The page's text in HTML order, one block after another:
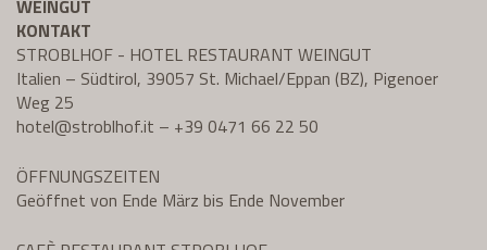
WEINGUT
KONTAKT
STROBLHOF - HOTEL RESTAURANT WEINGUT
Italien – Südtirol, 39057 St. Michael/Eppan (BZ), Pigenoer
Weg 25
hotel@stroblhof.it – +39 0471 66 22 50
ÖFFNUNGSZEITEN
Geöffnet von Ende März bis Ende November